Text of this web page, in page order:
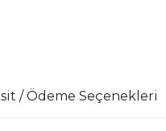
/ Ödeme Seçenekleri